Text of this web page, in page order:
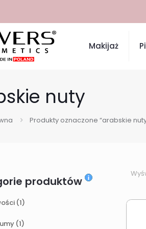
Makijaż
nuty
Produkty oznaczone “arabskie
produktów
(1)
(1)